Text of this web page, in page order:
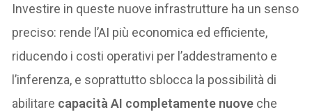
Investire in queste nuove infrastrutture ha un senso
preciso: rende l’AI più economica ed efficiente,
riducendo i costi operativi per l’addestramento e
l’inferenza, e soprattutto sblocca la possibilità di
abilitare capacità AI completamente nuove che